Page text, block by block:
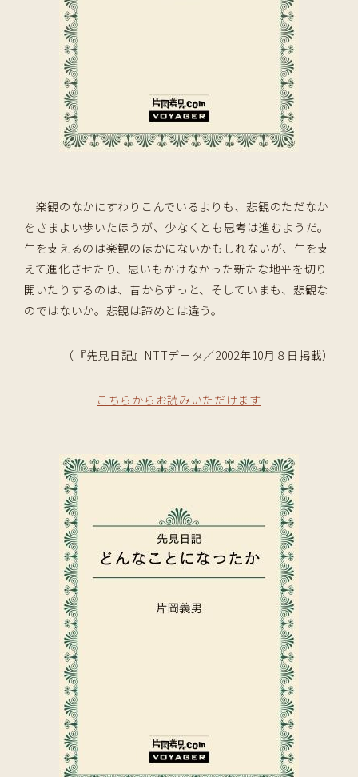
楽観のなかにすわりこんでいるよりも、悲観のただなか
をさまよい歩いたほうが、少なくとも思考は進むようだ。
生を支えるのは楽観のほかにないかもしれないが、生を支
えて進化させたり、思いもかけなかった新たな地平を切り
開いたりするのは、昔からずっと、そしていまも、悲観な
のではないか。悲観は諦めとは違う。
（『先見日記』NTTデータ／2002年10月８日掲載）
こちらからお読みいただけます